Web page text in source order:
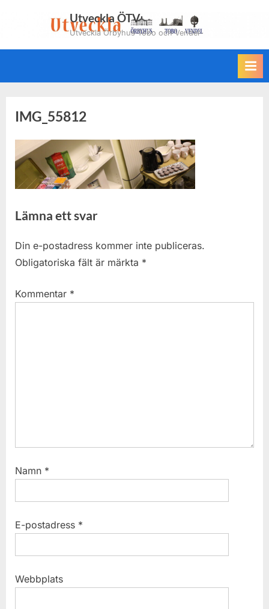
Utveckla ÖTV
Utveckla Örbyhus Tobo och Vendel
IMG_55812
Lämna ett svar
Din e-postadress kommer inte publiceras.
Obligatoriska fält är märkta *
Kommentar *
Namn *
E-postadress *
Webbplats